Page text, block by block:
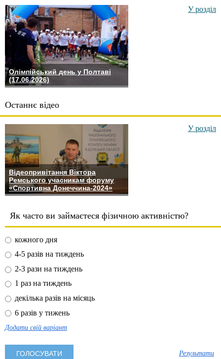
Олімпійський день у Полтаві
(17.06.2026)
У розділ
Останнє відео
Відеопривітання Віктора
Ремського учасникам форуму
«Спортивна Донеччина-2024»
У розділ
Як часто ви займаєтеся фізичною активністю?
кожного дня
4-5 разів на тиждень
2-3 рази на тиждень
1 раз на тиждень
декілька разів на місяць
6 разів у тижень
Додати свій варіант
Результати